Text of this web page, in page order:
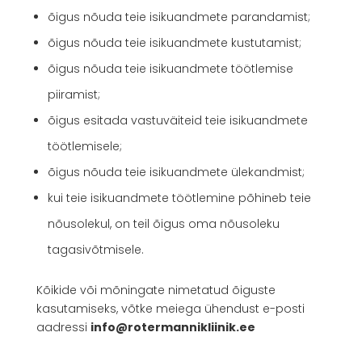
õigus nõuda teie isikuandmete parandamist;
õigus nõuda teie isikuandmete kustutamist;
õigus nõuda teie isikuandmete töötlemise
piiramist;
õigus esitada vastuväiteid teie isikuandmete
töötlemisele;
õigus nõuda teie isikuandmete ülekandmist;
kui teie isikuandmete töötlemine põhineb teie
nõusolekul, on teil õigus oma nõusoleku
tagasivõtmisele.
Kõikide või mõningate nimetatud õiguste
kasutamiseks, võtke meiega ühendust e-posti
aadressi info@rotermannikliinik.ee